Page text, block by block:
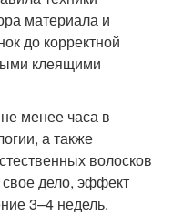
материала и
до корректной
клеящими
менее часа в
а также
волосков
свое дело, эффект
3–4 недель.